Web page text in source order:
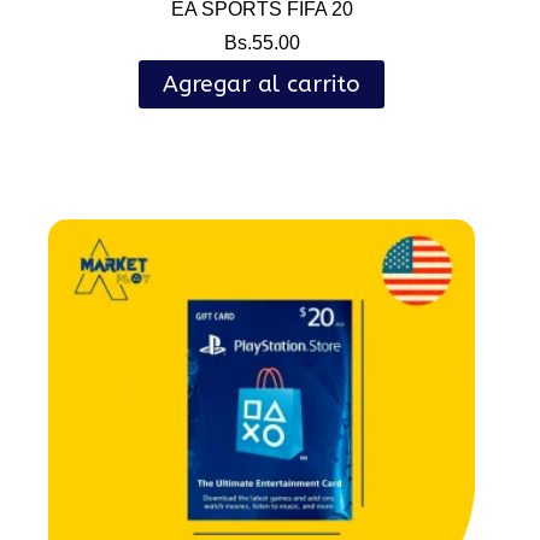
EA SPORTS FIFA 20
Bs.55.00
Agregar al carrito